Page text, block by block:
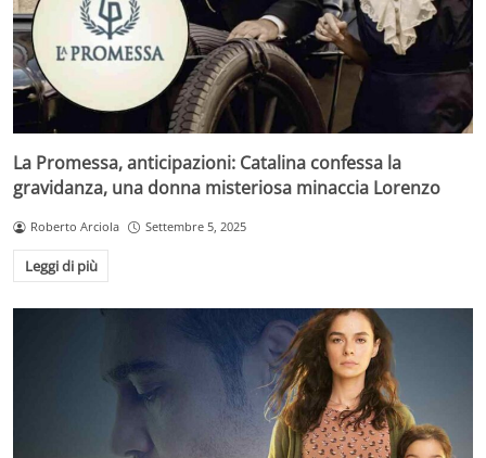
La Promessa, anticipazioni: Catalina confessa la
gravidanza, una donna misteriosa minaccia Lorenzo
Roberto Arciola Settembre 5, 2025
Leggi di più